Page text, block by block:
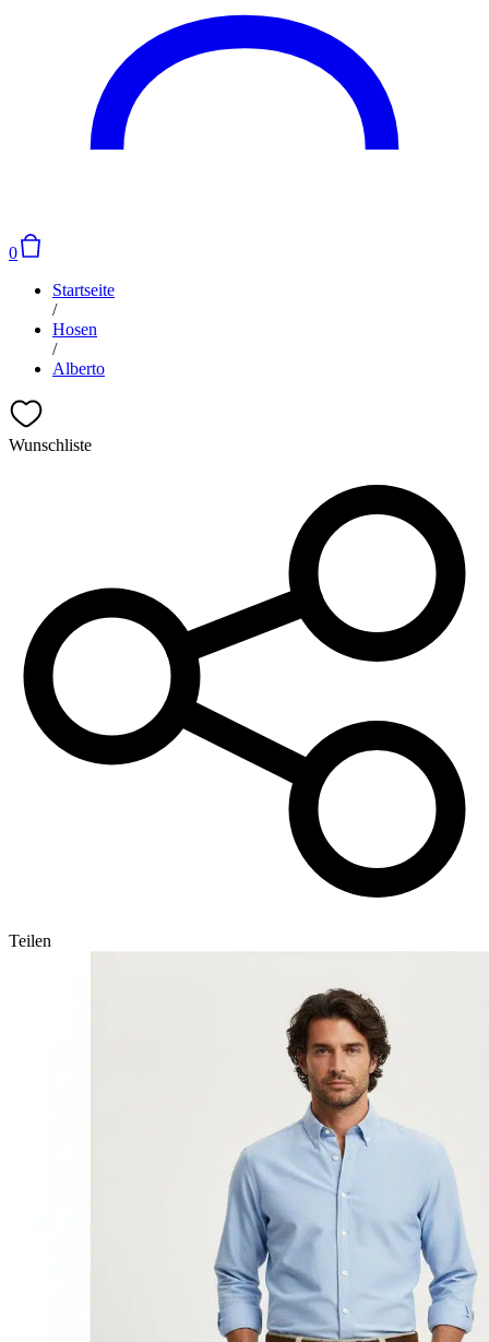
0
Startseite
/
Hosen
/
Alberto
Wunschliste
Teilen